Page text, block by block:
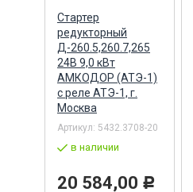
Стартер
редукторный
Д-260.5,260.7,265
24В 9,0 кВт
АМКОДОР (АТЭ-1)
с реле АТЭ-1, г.
Москва
Артикул: 5432.3708-20
в наличии
20 584,00 Р